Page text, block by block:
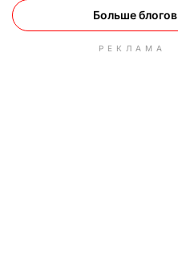
Больше блогов
РЕКЛАМА